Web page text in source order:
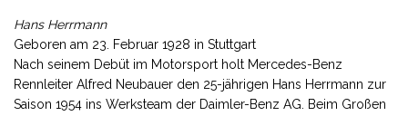
Hans Herrmann
Geboren am 23. Februar 1928 in Stuttgart
Nach seinem Debüt im Motorsport holt Mercedes-Benz
Rennleiter Alfred Neubauer den 25-jährigen Hans Herrmann zur
Saison 1954 ins Werksteam der Daimler-Benz AG. Beim Großen